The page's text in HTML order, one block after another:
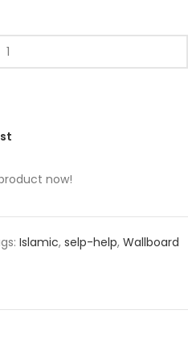
now!
Islamic, selp-help, Wallboard